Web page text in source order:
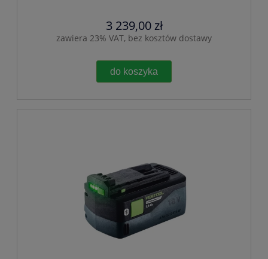
3 239,00 zł
zawiera 23% VAT, bez kosztów dostawy
do koszyka